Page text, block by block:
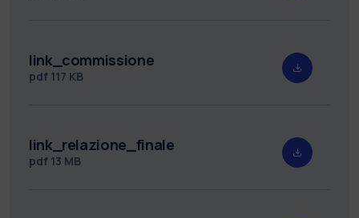
link_commissione
pdf 117 KB
link_relazione_finale
pdf 13 MB